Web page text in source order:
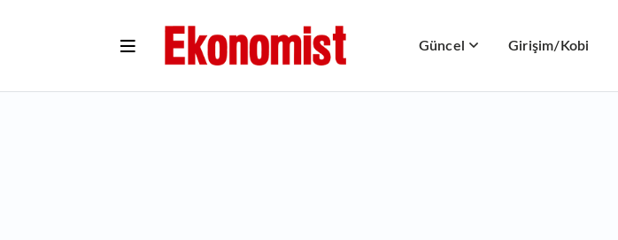
Güncel Girişim/Kobi